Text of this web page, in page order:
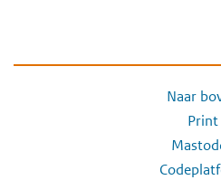
Naar
Print